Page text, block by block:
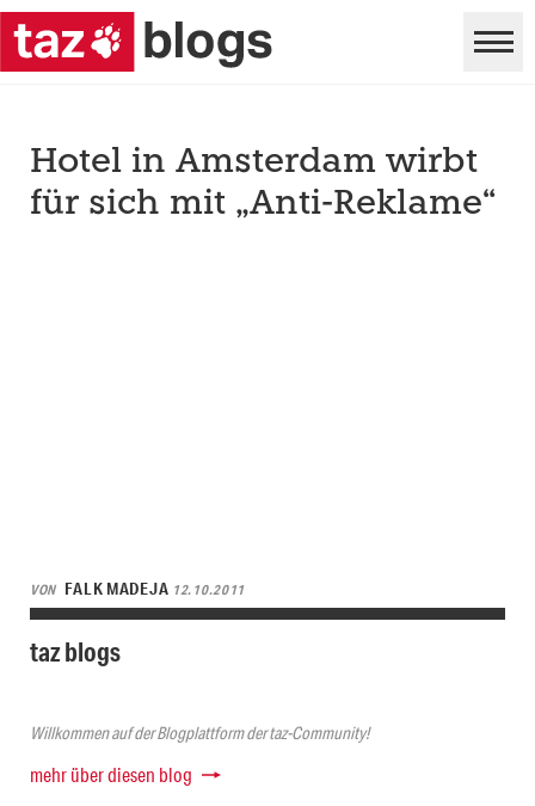
Hotel in Amsterdam wirbt
für sich mit „Anti-Reklame“
VON FALK MADEJA 12.10.2011
taz blogs
Willkommen auf der Blogplattform der taz-Community!
mehr über diesen blog